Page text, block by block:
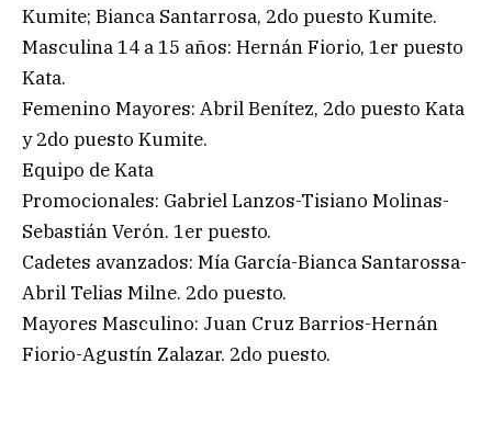
Kumite; Bianca Santarrosa, 2do puesto Kumite.
Masculina 14 a 15 años: Hernán Fiorio, 1er puesto
Kata.
Femenino Mayores: Abril Benítez, 2do puesto Kata
y 2do puesto Kumite.
Equipo de Kata
Promocionales: Gabriel Lanzos-Tisiano Molinas-
Sebastián Verón. 1er puesto.
Cadetes avanzados: Mía García-Bianca Santarossa-
Abril Telias Milne. 2do puesto.
Mayores Masculino: Juan Cruz Barrios-Hernán
Fiorio-Agustín Zalazar. 2do puesto.